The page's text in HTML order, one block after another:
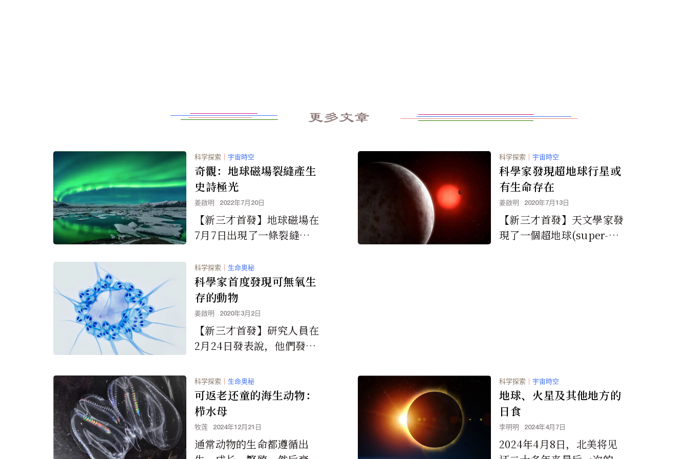
更多文章
科学探索 ｜ 宇宙時空
奇觀：地球磁場裂縫產生
史詩極光
姜啟明 2022年7月20日
【新三才首發】地球磁場在
7月7日出現了一條裂縫，
也許不是最後一次，但它確
實讓一些強大的太陽...
科学探索 ｜ 宇宙時空
科學家發現超地球行星或
有生命存在
姜啟明 2020年7月13日
【新三才首發】天文學家發
現了一個超地球(super-Ea
科学探索 ｜ 生命奥秘
科學家首度發現可無氧生
存的動物
姜啟明 2020年3月2日
【新三才首發】研究人員在
2月24日發表說，他們發現
一隻可以在沒有氧氣的情況
下生存下來的動物。...
科学探索 ｜ 生命奥秘
可返老还童的海生动物：
栉水母
牧莲 2024年12月21日
通常动物的生命都遵循出
科学探索 ｜ 宇宙時空
地球、火星及其他地方的
日食
李明明 2024年4月7日
2024年4月8日，北美将见